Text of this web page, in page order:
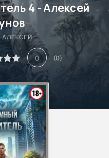
4 - Алексей
АЛЕКСЕЙ
0 (0)